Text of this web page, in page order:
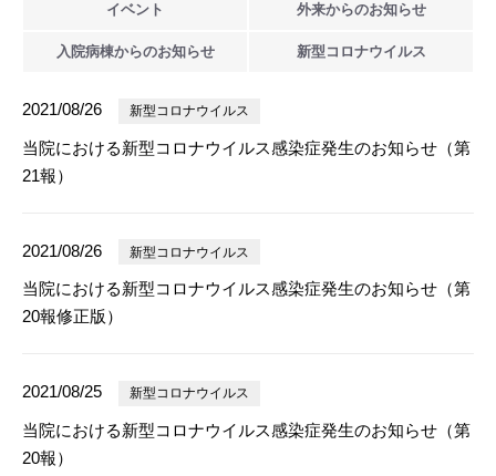
イベント 外来からのお知らせ
入院病棟からのお知らせ 新型 コロナウイルス
2021/08/26 新型コロナウイルス
当院における新型コロナウイルス感染症発生のお知らせ（第
21報）
2021/08/26 新型コロナウイルス
当院における新型コロナウイルス感染症発生のお知らせ（第
20報修正版）
2021/08/25 新型コロナウイルス
当院における新型コロナウイルス感染症発生のお知らせ（第
20報）